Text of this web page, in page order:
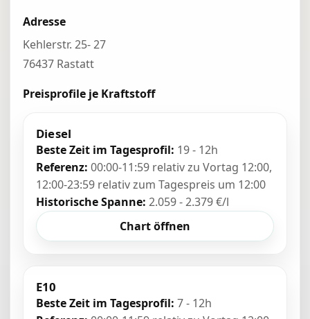
Adresse
Kehlerstr. 25- 27
76437 Rastatt
Preisprofile je Kraftstoff
Diesel
Beste Zeit im Tagesprofil: 19 - 12h
Referenz: 00:00-11:59 relativ zu Vortag 12:00,
12:00-23:59 relativ zum Tagespreis um 12:00
Historische Spanne: 2.059 - 2.379 €/l
Chart öffnen
E10
Beste Zeit im Tagesprofil: 7 - 12h